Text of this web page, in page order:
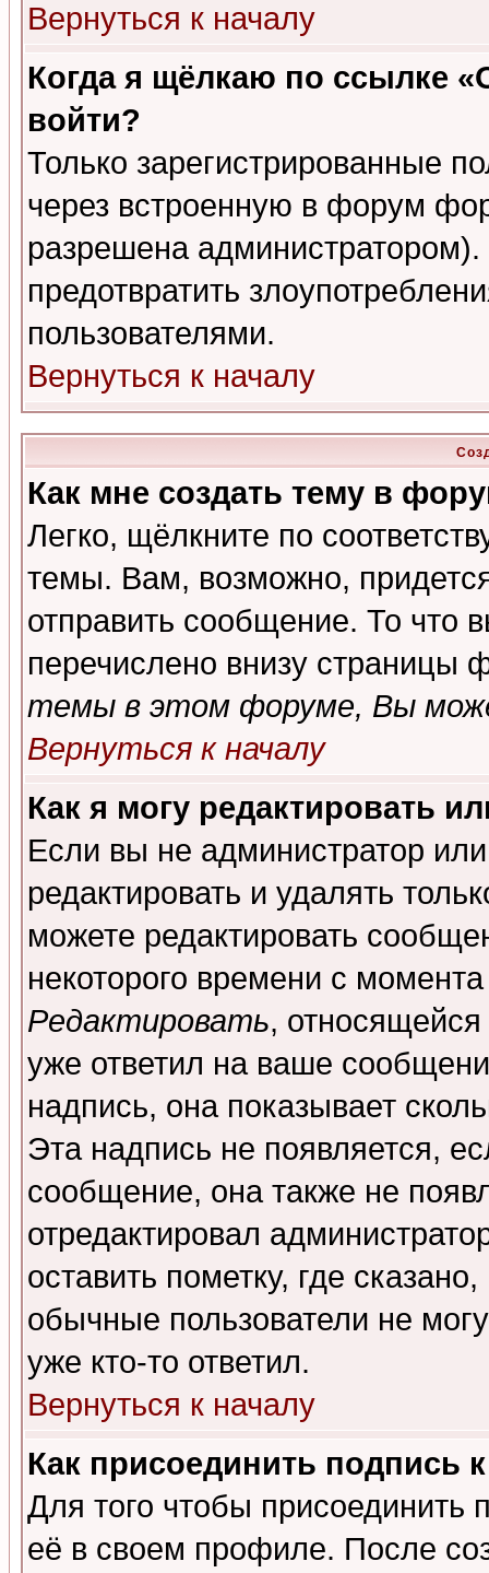
Вернуться к началу
Когда я щёлкаю по ссылке
войти?
Только зарегистрированные
через встроенную в форум
разрешена
предотвратить
пользователями.
Вернуться к началу
Как мне создать тему в
Легко, щёлкните по
темы. Вам, возможно,
отправить сообщение. То что
перечислено внизу страницы
темы в этом форуме, Вы
Вернуться к началу
Как я могу редактировать
Если вы не администратор
редактировать и удалять
можете редактировать
некоторого времени с
Редактировать,
уже ответил на ваше
надпись, она показывает
Эта надпись не появляется,
сообщение, она также не
отредактировал
оставить пометку, где
обычные пользователи не
уже кто-то ответил.
Вернуться к началу
Как присоединить подпись
Для того чтобы присоединить
её в своем профиле. После